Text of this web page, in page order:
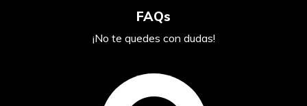
FAQs
¡No te quedes con dudas!